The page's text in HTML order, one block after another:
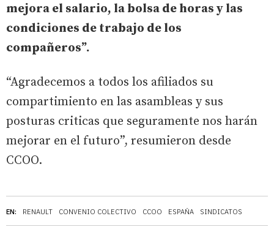
EN: RENAULT CONVENIO COLECTIVO CCOO ESPAÑA SINDICATOS
mejora el salario, la bolsa de horas y las
condiciones de trabajo de los
compañeros”.
“Agradecemos a todos los afiliados su
compartimiento en las asambleas y sus
posturas criticas que seguramente nos harán
mejorar en el futuro”, resumieron desde
CCOO.